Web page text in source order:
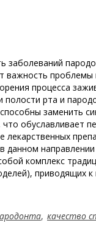
заболеваний
важность
процесса
рта и
заменить
обуславливает
лекарственных
данном
комплекс
приводящих
, качество